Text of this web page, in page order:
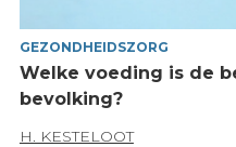
GEZONDHEIDSZORG
Welke voeding is de
bevolking?
H. KESTELOOT